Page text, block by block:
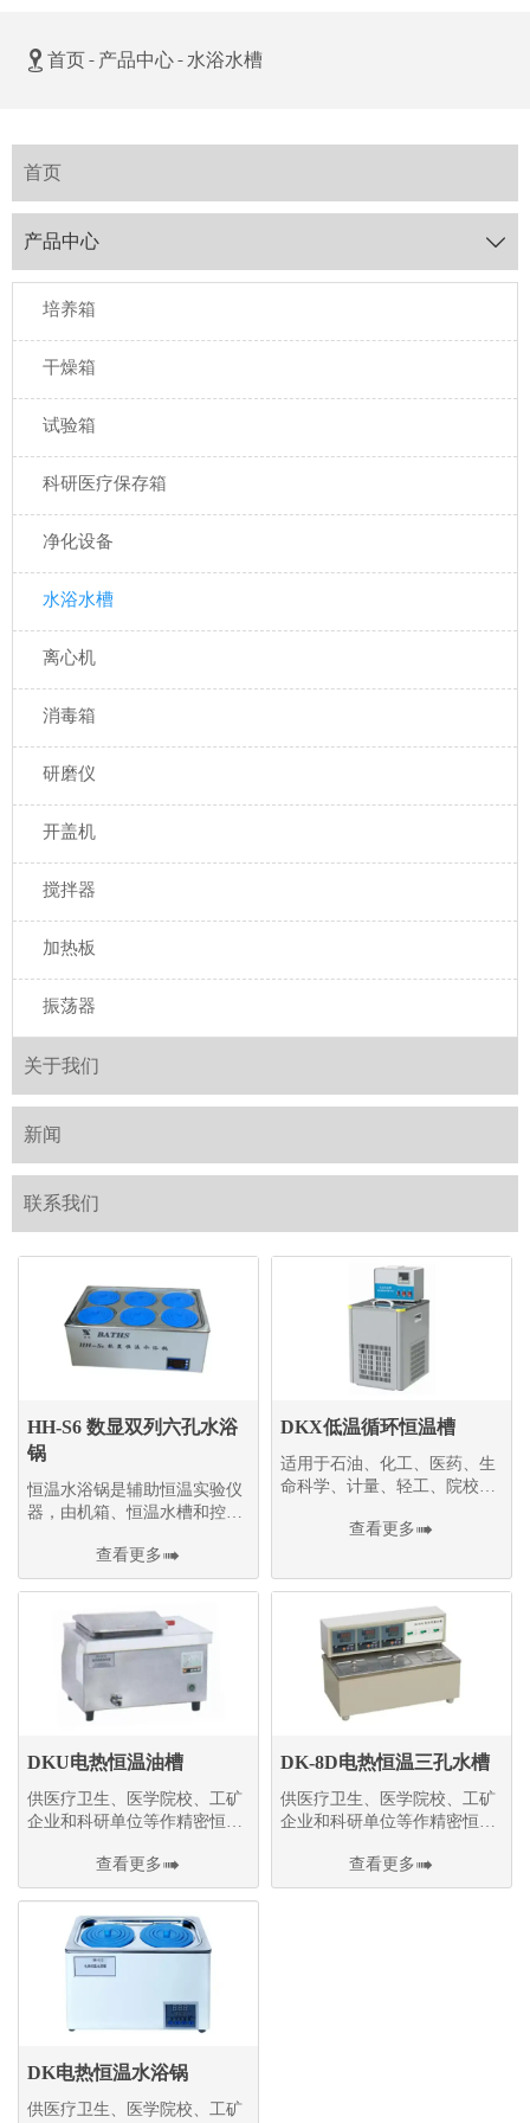
 首页 - 产品中心-水浴水槽
首页
产品中心 
培养箱
干燥箱
试验箱
科研医疗保存箱
净化设备
水浴水槽
离心机
消毒箱
研磨仪
开盖机
搅拌器
加热板
振荡器
关于我们
新闻
联系我们
HH-S6 数显双列六孔水浴
锅
恒温水浴锅是辅助恒温实验仪
器，由机箱、恒温水槽和控温
查看更多
DKX低温循环恒温槽
适用于石油、化工、医药、生
命科学、计量、轻工、院校、
查看更多
DKU电热恒温油槽
供医疗卫生、医学院校、工矿
企业和科研单位等作精密恒温
查看更多
DK-8D电热恒温三孔水槽
供医疗卫生、医学院校、工矿
企业和科研单位等作精密恒温
查看更多
DK电热恒温水浴锅
供医疗卫生、医学院校、工矿